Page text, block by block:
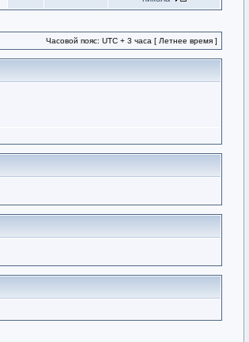
Часовой пояс: UTC + 3 часа [ Летнее время ]